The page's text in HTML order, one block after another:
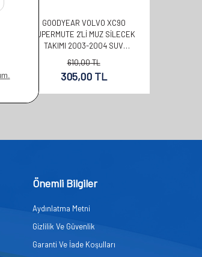
GOODYEAR VOLVO XC90
SUPERMUTE 2'LI MUZ SILECEK
TAKIMI 2003-2004 SUV
610,00TL
305,00TL
Önemli Bilgiler
Aydınlatma Metni
Gizlilik Ve Güvenlik
Garanti Ve İade Koşulları